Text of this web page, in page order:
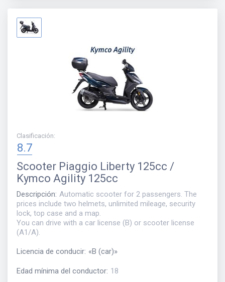
Clasificación:
8.7
Scooter Piaggio Liberty 125cc /
Kymco Agility 125cc
Descripción: Automatic scooter for 2 passengers. The
prices include two helmets, unlimited mileage, security
lock, top case and a map.
You can drive with a car license (B) or scooter license
(A1/A).
Licencia de conducir: «B (car)»
Edad mínima del conductor: 18